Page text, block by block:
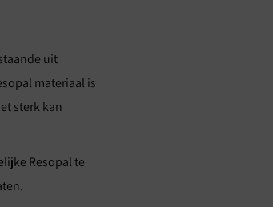
uit
materiaal is
sterk kan
Resopal te